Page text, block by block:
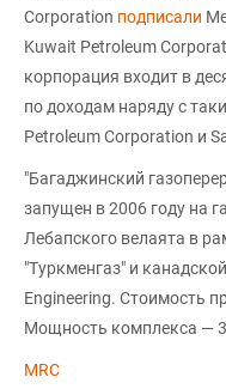
Corporation подписали
Kuwait Petroleum
корпорация входит в
по доходам наряду с
Petroleum Corporation и
"Багаджинский
запущен в 2006 году на
Лебапского велаята в
"Туркменгаз" и
Engineering. Стоимость
Мощность комплекса —
MRC